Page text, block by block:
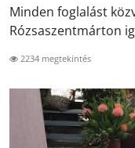
Minden foglalást
Rózsaszentmárton
2234 megtekintés